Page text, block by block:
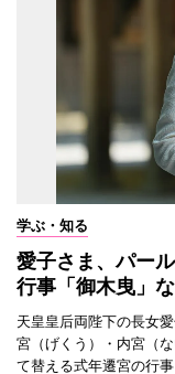
学ぶ・知る
愛子さま、パー
行事「御木曳」
天皇皇后両陛下の長女
宮（げくう）・内宮（
て替える式年遷宮の行